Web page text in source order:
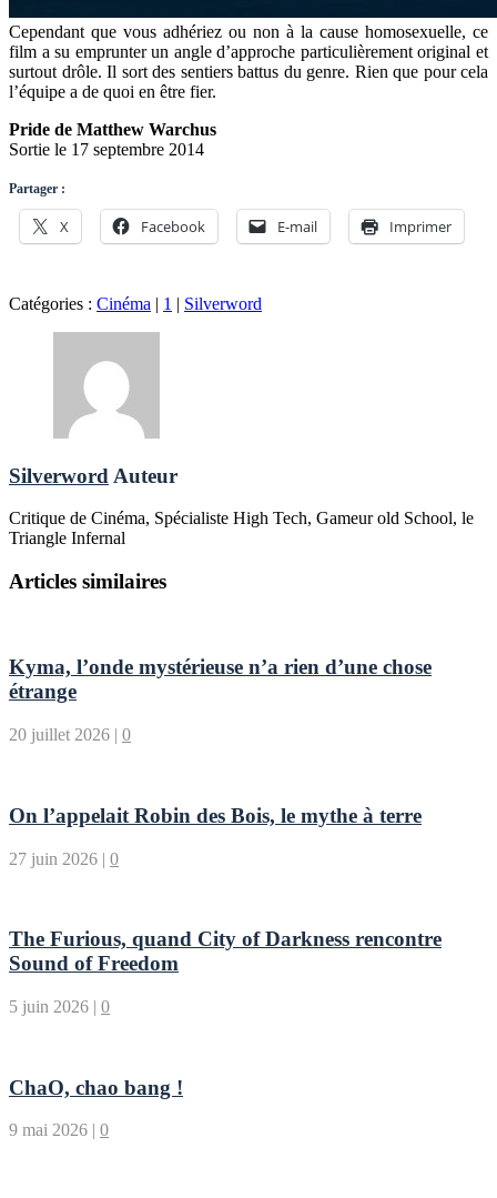
Cependant que vous adhériez ou non à la cause homosexuelle, ce
film a su emprunter un angle d’approche particulièrement original et
surtout drôle. Il sort des sentiers battus du genre. Rien que pour cela
l’équipe a de quoi en être fier.
Pride de Matthew Warchus
Sortie le 17 septembre 2014
Partager :
X Facebook E-mail Imprimer
Catégories : Cinéma | 1 | Silverword
Silverword Auteur
Critique de Cinéma, Spécialiste High Tech, Gameur old School, le
Triangle Infernal
Articles similaires
Kyma, l’onde mystérieuse n’a rien d’une chose
étrange
20 juillet 2026 | 0
On l’appelait Robin des Bois, le mythe à terre
27 juin 2026 | 0
The Furious, quand City of Darkness rencontre
Sound of Freedom
5 juin 2026 | 0
ChaO, chao bang !
9 mai 2026 | 0